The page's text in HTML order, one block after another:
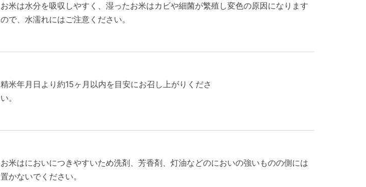
お米は水分を吸収しやすく、湿ったお米はカビや細菌が繁殖し変色の原因になります
ので、水濡れにはご注意ください。
精米年月日より約15ヶ月以内を目安にお召し上がりくださ
い。
お米はにおいにつきやすいため洗剤、芳香剤、灯油などのにおいの強いものの側には
置かないでください。